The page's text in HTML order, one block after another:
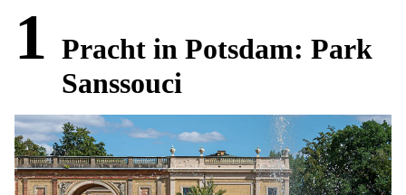
1 Pracht in Potsdam: Park
Sanssouci